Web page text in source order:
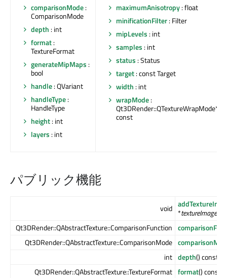
comparisonMode:
ComparisonMode
depth : int
format:
TextureFormat
generateMipMaps :
bool
handle: QVariant
handleType:
HandleType
height: int
layers : int
maximumAnisotropy: float
minificationFilter: Filter
mipLevels : int
samples : int
status : Status
target: const Target
width : int
wrapMode:
Qt3DRender::QTextureWrapMode*
const
パブリック機能
void *textureImage
Qt3DRender::QAbstractTexture::ComparisonFunction
Qt3DRender::QAbstractTexture::ComparisonMode
int depth() const
Qt3DRender::QAbstractTexture::TextureFormat format() const